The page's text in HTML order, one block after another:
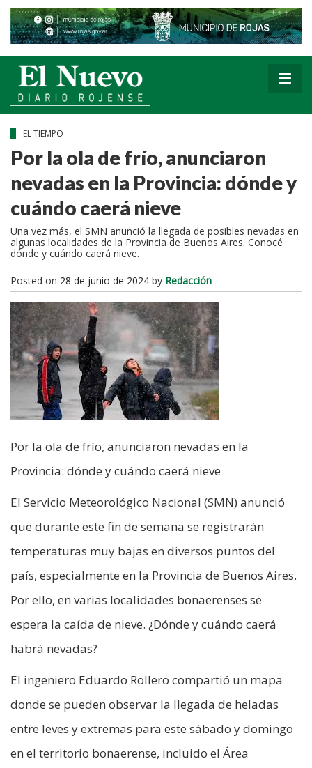
EL TIEMPO
Por la ola de frío, anunciaron
nevadas en la Provincia: dónde y
cuándo caerá nieve
Una vez más, el SMN anunció la llegada de posibles nevadas en
algunas localidades de la Provincia de Buenos Aires. Conocé
dónde y cuándo caerá nieve.
Posted on 28 de junio de 2024 by Redacción
Por la ola de frío, anunciaron nevadas en la
Provincia: dónde y cuándo caerá nieve
El Servicio Meteorológico Nacional (SMN) anunció
que durante este fin de semana se registrarán
temperaturas muy bajas en diversos puntos del
país, especialmente en la Provincia de Buenos Aires.
Por ello, en varias localidades bonaerenses se
espera la caída de nieve. ¿Dónde y cuándo caerá
habrá nevadas?
El ingeniero Eduardo Rollero compartió un mapa
donde se pueden observar la llegada de heladas
entre leves y extremas para este sábado y domingo
en el territorio bonaerense, incluido el Área